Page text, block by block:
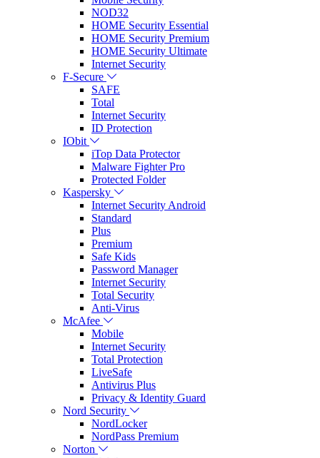
NOD32
HOME Security Essential
HOME Security Premium
HOME Security Ultimate
Internet Security
F-Secure
SAFE
Total
Internet Security
ID Protection
IObit
iTop Data Protector
Malware Fighter Pro
Protected Folder
Kaspersky
Internet Security Android
Standard
Plus
Premium
Safe Kids
Password Manager
Internet Security
Total Security
Anti-Virus
McAfee
Mobile
Internet Security
Total Protection
LiveSafe
Antivirus Plus
Privacy & Identity Guard
Nord Security
NordLocker
NordPass Premium
Norton